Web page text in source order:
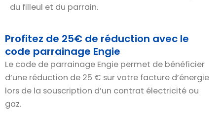
du filleul et du parrain.
Profitez de 25€ de réduction avec le
code parrainage Engie
Le code de parrainage Engie permet de bénéficier
d’une réduction de 25 € sur votre facture d’énergie
lors de la souscription d’un contrat électricité ou
gaz.